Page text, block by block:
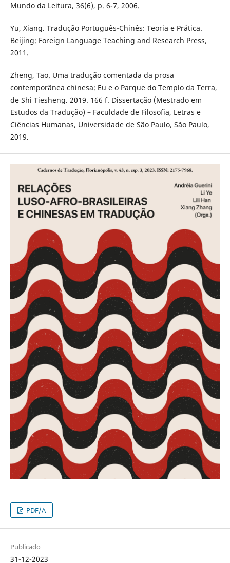
Mundo da Leitura, 36(6), p. 6-7, 2006.
Yu, Xiang. Tradução Português-Chinês: Teoria e Prática.
Beijing: Foreign Language Teaching and Research Press,
2011.
Zheng, Tao. Uma tradução comentada da prosa
contemporânea chinesa: Eu e o Parque do Templo da Terra,
de Shi Tiesheng. 2019. 166 f. Dissertação (Mestrado em
Estudos da Tradução) – Faculdade de Filosofia, Letras e
Ciências Humanas, Universidade de São Paulo, São Paulo,
2019.
PDF/A
Publicado
31-12-2023